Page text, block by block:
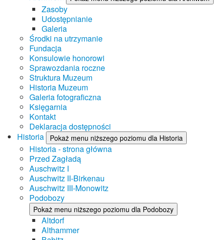
Zasoby
Udostępnianie
Galeria
Środki na utrzymanie
Fundacja
Konsulowie honorowi
Sprawozdania roczne
Struktura Muzeum
Historia Muzeum
Galeria fotograficzna
Księgarnia
Kontakt
Deklaracja dostępności
Historia
Pokaż menu niższego poziomu dla Historia
Historia - strona główna
Przed Zagładą
Auschwitz I
Auschwitz II-Birkenau
Auschwitz III-Monowitz
Podobozy
Pokaż menu niższego poziomu dla Podobozy
Altdorf
Althammer